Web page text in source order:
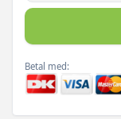
Betal med: